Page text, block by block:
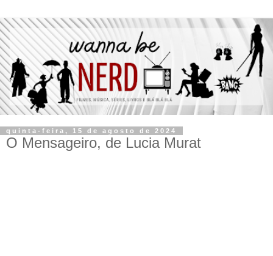
quinta-feira, 15 de agosto de 2024
O Mensageiro, de Lucia Murat